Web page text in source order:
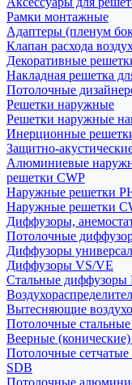
Рамки монтажные
Адаптеры (пленум
Клапан расхода
Декоративные
Накладная решетка
Потолочные
Решетки наружные
Решетки наружные
Инерционные
Защитно-
Алюминиевые
решетки CWP
Наружные решетки
Наружные решетки
Диффузоры,
Потолочные
Диффузоры
Диффузоры VS/VE
Стальные
Вытесняющие
Потолочные
Веерные
Потолочные
SDB
Потолочные